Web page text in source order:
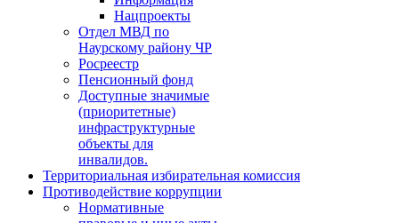
Нацпроекты
Отдел МВД по
Наурскому району ЧР
Росреестр
Пенсионный фонд
Доступные значимые
(приоритетные)
инфраструктурные
объекты для
инвалидов.
Территориальная избирательная комиссия
Противодействие коррупции
Нормативные